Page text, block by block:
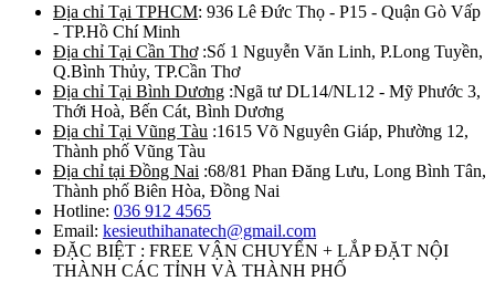
Địa chỉ Tại TPHCM: 936 Lê Đức Thọ - P15 - Quận Gò Vấp
- TP.Hồ Chí Minh
Địa chỉ Tại Cần Thơ:Số 1 Nguyễn Văn Linh, P.Long Tuyền,
Q.Bình Thủy, TP.Cần Thơ
Địa chỉ Tại Bình Dương :Ngã tư DL14/NL12 - Mỹ Phước 3,
Thới Hoà, Bến Cát, Bình Dương
Địa chỉ Tại Vũng Tàu :1615 Võ Nguyên Giáp, Phường 12,
Thành phố Vũng Tàu
Địa chỉ tại Đồng Nai :68/81 Phan Đăng Lưu, Long Bình Tân,
Thành phố Biên Hòa, Đồng Nai
Hotline: 036 912 4565
Email: kesieuthihanatech@gmail.com
ĐẶC BIỆT : FREE VẬN CHUYỂN + LẮP ĐẶT NỘI
THÀNH CÁC TỈNH VÀ THÀNH PHỐ